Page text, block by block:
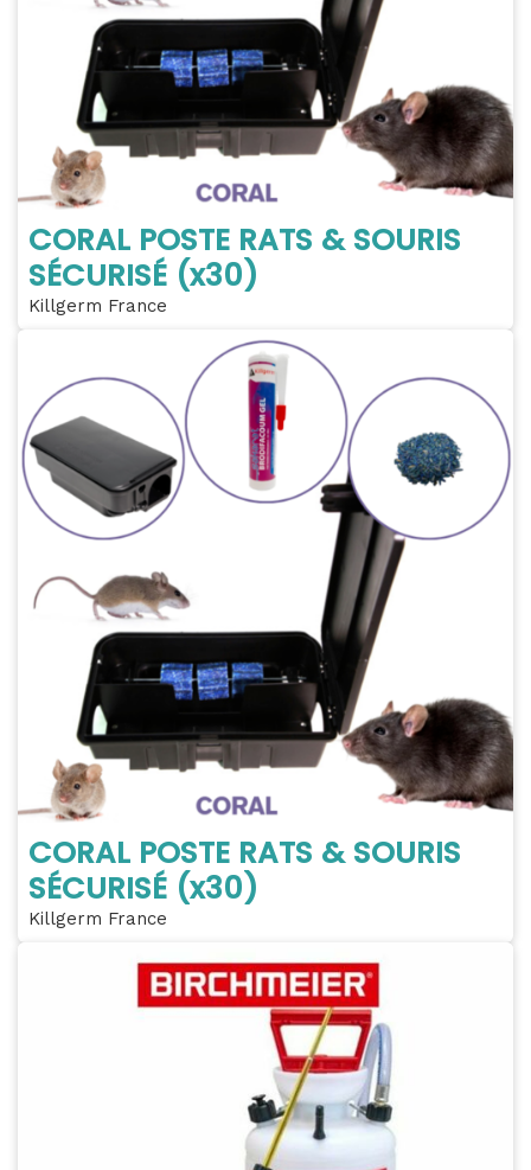
CORAL POSTE RATS & SOURIS
SÉCURISÉ (x30)
Killgerm France
CORAL POSTE RATS & SOURIS
SÉCURISÉ (x30)
Killgerm France